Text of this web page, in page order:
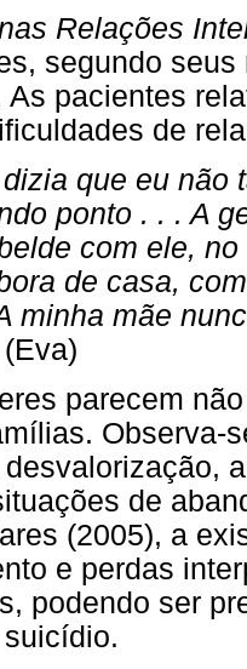
Relações
segundo
As pacientes
de
que eu não
ponto . . . A
com ele,
de casa,
minha mãe
(Eva)
parecem
Observa-
de
(2005), a
e perdas
podendo ser